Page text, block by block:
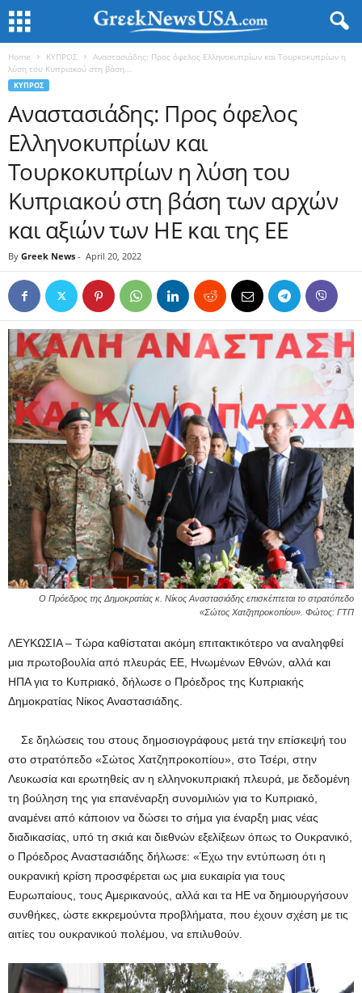
Home ΚΥΠΡΟΣ
Αναστασιάδης: Προς όφελος Ελληνοκυπρίων και Τουρκοκυπρίων η
λύση του Κυπριακού στη βάση...
ΚΥΠΡΟΣ
Αναστασιάδης: Προς όφελος
Ελληνοκυπρίων και
Τουρκοκυπρίων η λύση του
Κυπριακού στη βάση των αρχών
και αξιών των ΗΕ και της ΕΕ
By Greek News - April 20, 2022
Ο Πρόεδρος της Δημοκρατίας κ. Νίκος Αναστασιάδης επισκέπτεται το στρατόπεδο
«Σώτος Χατζηπροκοπίου». Φώτος: ΓΤΠ
ΛΕΥΚΩΣΙΑ – Τώρα καθίσταται ακόμη επιτακτικότερο να αναληφθεί
μια πρωτοβουλία από πλευράς ΕΕ, Ηνωμένων Εθνών, αλλά και
ΗΠΑ για το Κυπριακό, δήλωσε ο Πρόεδρος της Κυπριακής
Δημοκρατίας Νίκος Αναστασιάδης.
Σε δηλώσεις του στους δημοσιογράφους μετά την επίσκεψή του
στο στρατόπεδο «Σώτος Χατζηπροκοπίου», στο Τσέρι, στην
Λευκωσία και ερωτηθείς αν η ελληνοκυπριακή πλευρά, με δεδομένη
τη βούληση της για επανέναρξη συνομιλιών για το Κυπριακό,
αναμένει από κάποιον να δώσει το σήμα για έναρξη μιας νέας
διαδικασίας, υπό τη σκιά και διεθνών εξελίξεων όπως το Ουκρανικό,
ο Πρόεδρος Αναστασιάδης δήλωσε: «Έχω την εντύπωση ότι η
ουκρανική κρίση προσφέρεται ως μια ευκαιρία για τους
Ευρωπαίους, τους Αμερικανούς, αλλά και τα ΗΕ να δημιουργήσουν
συνθήκες, ώστε εκκρεμούντα προβλήματα, που έχουν σχέση με τις
αιτίες του ουκρανικού πολέμου, να επιλυθούν.